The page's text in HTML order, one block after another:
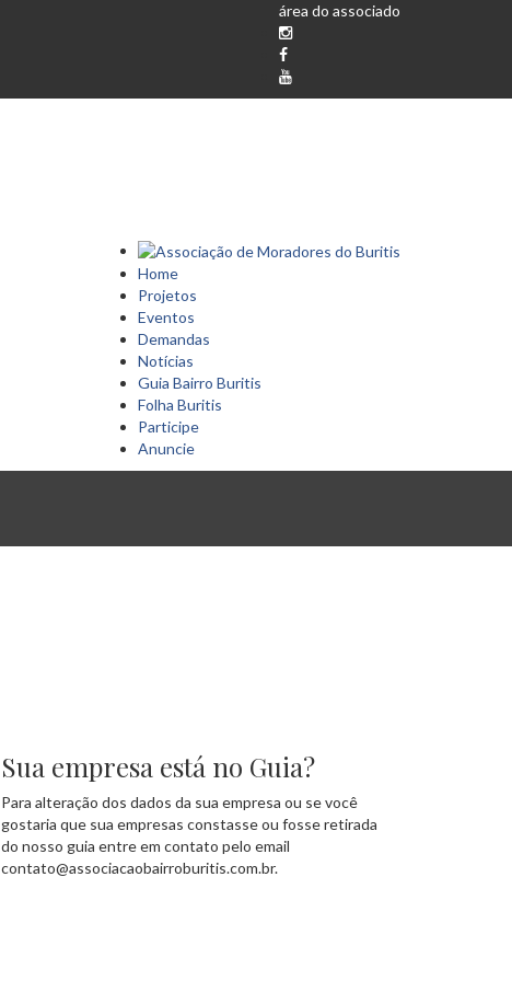
área do associado
Home
Projetos
Eventos
Demandas
Notícias
Guia Bairro Buritis
Folha Buritis
Participe
Anuncie
Sua empresa está no Guia?
Para alteração dos dados da sua empresa ou se você
gostaria que sua empresas constasse ou fosse retirada
do nosso guia entre em contato pelo email
contato@associacaobairroburitis.com.br.